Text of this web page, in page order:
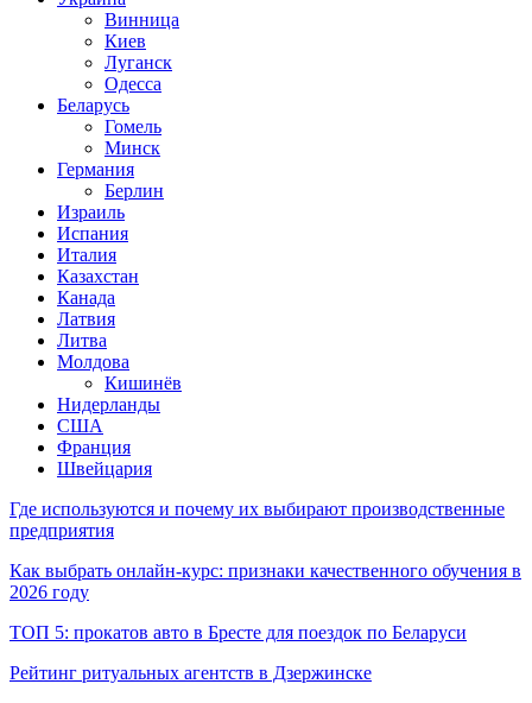
Винница
Киев
Луганск
Одесса
Беларусь
Гомель
Минск
Германия
Берлин
Израиль
Испания
Италия
Казахстан
Канада
Латвия
Литва
Молдова
Кишинёв
Нидерланды
США
Франция
Швейцария
Где используются и почему их выбирают производственные
предприятия
Как выбрать онлайн-курс: признаки качественного обучения в
2026 году
ТОП 5: прокатов авто в Бресте для поездок по Беларуси
Рейтинг ритуальных агентств в Дзержинске